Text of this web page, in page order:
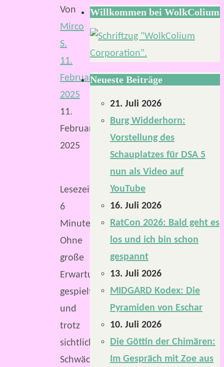
Von
Mirco
S.
11.
Februar
2025
11.
Februar
2025
Lesezeit:
6
Minuten
Ohne
große
Erwartungen
gespielt
und
trotz
sichtlicher
Schwächen
Willkommen bei WolkColium
Neueste Beiträge
21. Juli 2026
Burg Widderhorn:
Vorstellung des
Schauplatzes für DSA 5
nun als Video auf
YouTube
16. Juli 2026
RatCon 2026: Bald geht es
los und ich bin schon
gespannt
13. Juli 2026
MIDGARD Kodex: Die
Pyramiden von Eschar
10. Juli 2026
Die Göttin der Chimären:
Im Gespräch mit Zoe aus